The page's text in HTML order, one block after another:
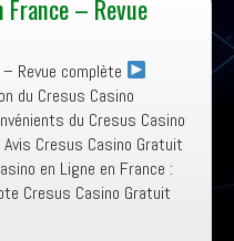
– Revue
Revue complète
du Cresus Casino
du Cresus Casino
Cresus Casino Gratuit
en Ligne en France :
Cresus Casino Gratuit